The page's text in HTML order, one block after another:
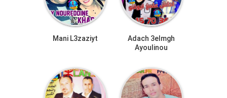
Mani L3zaziyt
Adach 3elmgh
Ayoulinou